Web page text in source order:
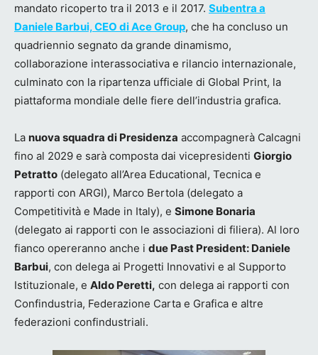
mandato ricoperto tra il 2013 e il 2017. Subentra a
Daniele Barbui, CEO di Ace Group, che ha concluso un
quadriennio segnato da grande dinamismo,
collaborazione interassociativa e rilancio internazionale,
culminato con la ripartenza ufficiale di Global Print, la
piattaforma mondiale delle fiere dell’industria grafica.
La nuova squadra di Presidenza accompagnerà Calcagni
fino al 2029 e sarà composta dai vicepresidenti Giorgio
Petratto (delegato all’Area Educational, Tecnica e
rapporti con ARGI), Marco Bertola (delegato a
Competitività e Made in Italy), e Simone Bonaria
(delegato ai rapporti con le associazioni di filiera). Al loro
fianco opereranno anche i due Past President: Daniele
Barbui, con delega ai Progetti Innovativi e al Supporto
Istituzionale, e Aldo Peretti, con delega ai rapporti con
Confindustria, Federazione Carta e Grafica e altre
federazioni confindustriali.